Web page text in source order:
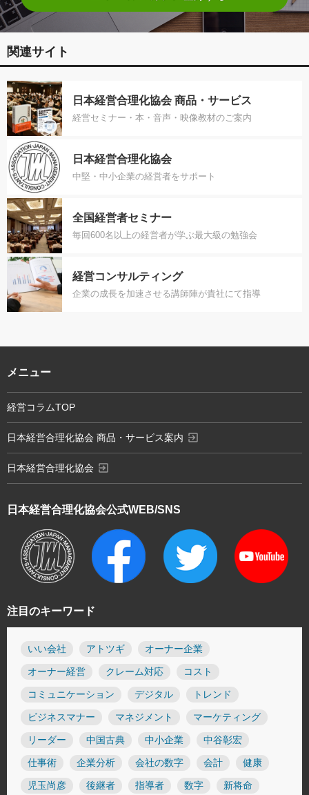
関連サイト
日本経営合理化協会 商品・サービス
経営セミナー・本・音声・映像教材のご案内
日本経営合理化協会
中堅・中小企業の経営者をサポート
全国経営者セミナー
毎回600名以上の経営者が学ぶ最大級の勉強会
経営コンサルティング
企業の成長を加速させる講師陣が貴社にて指導
注目のキーワード
いい会社 アトツギ オーナー企業
オーナー経営 クレーム対応 コスト
コミュニケーション デジタル トレンド
ビジネスマナー マネジメント マーケティング
リーダー 中国古典 中小企業 中谷彰宏
仕事術 企業分析 会社の数字 会計 健康
児玉尚彦 後継者 指導者 数字 新将命
日本経営合理化協会公式WEB/SNS
メニュー
経営コラムTOP
日本経営合理化協会 商品・サービス案内 exit_to_app
日本経営合理化協会 exit_to_app